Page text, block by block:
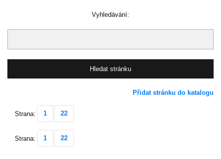
Vyhledávání:
Přidat stránku do katalogu
Strana: 1 22
Strana: 1 22